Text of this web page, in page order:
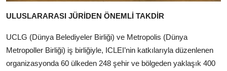
ULUSLARARASI JÜRİDEN ÖNEMLİ TAKDİR
UCLG (Dünya Belediyeler Birliği) ve Metropolis (Dünya
Metropoller Birliği) iş birliğiyle, ICLEI’nin katkılarıyla düzenlenen
organizasyonda 60 ülkeden 248 şehir ve bölgeden yaklaşık 400